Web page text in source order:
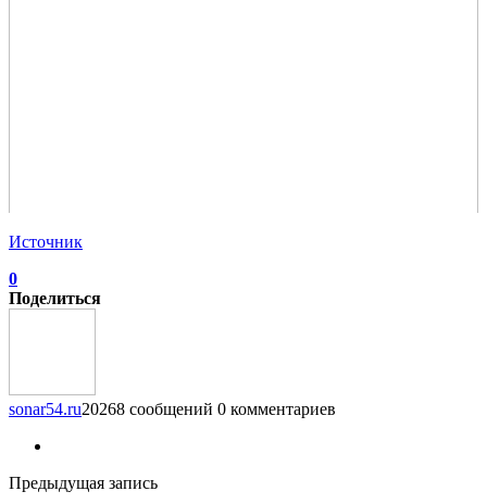
Источник
0
Поделиться
sonar54.ru20268 сообщений 0 комментариев
Предыдущая запись